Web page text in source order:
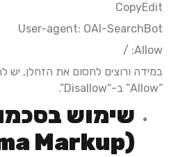
CopyEdit
User-agent: OAI-SearchBot
Allow: /
במידה ורוצים לחסום את הזחלן, יש
“Allow” ב-“Disallow”. ​
שימוש
(Schema Markup)